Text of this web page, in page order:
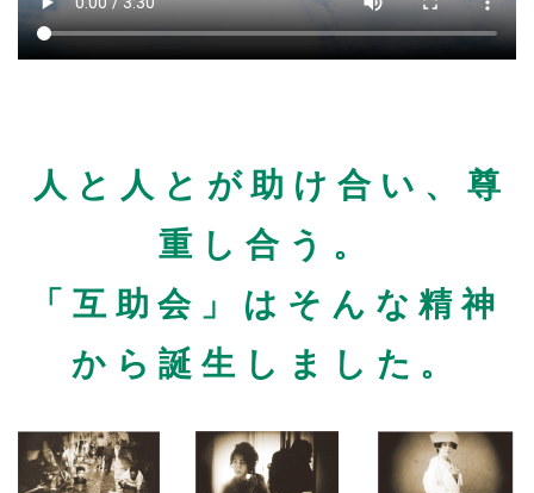
人と人とが助け合い、尊
重し合う。
「互助会」はそんな精神
から誕生しました。